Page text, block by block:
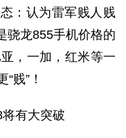
：认为雷军贱人贱
骁龙855手机价格的
，一加，红米等一
贱”！